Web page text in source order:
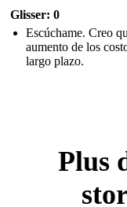
Glisser: 0
Escúchame. Creo
aumento de los
largo plazo.
Plus